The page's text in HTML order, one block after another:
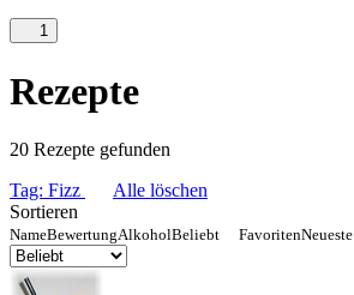
1
Rezepte
20 Rezepte gefunden
Tag: Fizz
Alle löschen
Sortieren
NameBewertungAlkoholBeliebt FavoritenNeueste